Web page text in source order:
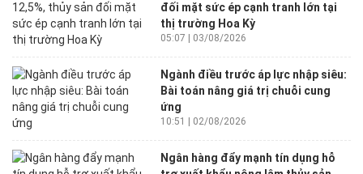
đối mặt sức ép cạnh tranh lớn tại
thị trường Hoa Kỳ
05:07 | 03/08/2026
Ngành điều trước áp lực nhập siêu:
Bài toán nâng giá trị chuỗi cung
ứng
10:51 | 02/08/2026
Ngân hàng đẩy mạnh tín dụng hỗ